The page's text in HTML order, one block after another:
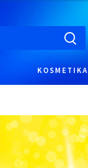
KOSMETIKA